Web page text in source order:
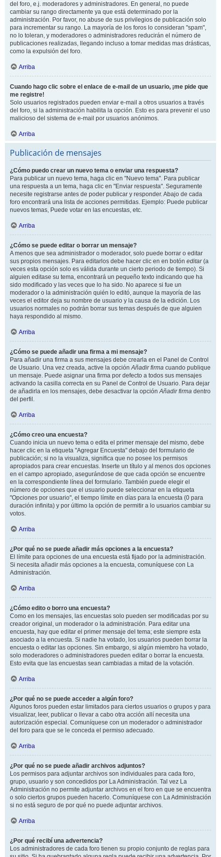
del foro, e.j. moderadores y administradores. En general, no puede
cambiar su rango directamente ya que está determinado por la
administración. Por favor, no abuse de sus privilegios de publicación solo
para incrementar su rango. La mayoría de los foros lo consideran "spam",
no lo toleran, y moderadores o administradores reducirán el número de
publicaciones realizadas, llegando incluso a tomar medidas mas drásticas,
como la expulsión del foro.
Arriba
Cuando hago clic sobre el enlace de e-mail de un usuario, ¡me pide que
me registre!
Solo usuarios registrados pueden enviar e-mail a otros usuarios a través
del foro, si la administración habilita la opción. Esto es para prevenir el uso
malicioso del sistema de e-mail por usuarios anónimos.
Arriba
Publicación de mensajes
¿Cómo puedo crear un nuevo tema o enviar una respuesta?
Para publicar un nuevo tema, haga clic en "Nuevo tema". Para publicar
una respuesta a un tema, haga clic en "Enviar respuesta". Seguramente
necesite registrarse antes de poder publicar y responder. Abajo de cada
foro encontrará una lista de acciones permitidas. Ejemplo: Puede publicar
nuevos temas, Puede votar en las encuestas, etc.
Arriba
¿Cómo se puede editar o borrar un mensaje?
A menos que sea administrador o moderador, solo puede borrar o editar
sus propios mensajes. Para editarlos debe hacer clic en en botón editar(a
veces esta opción solo es válida durante un cierto periodo de tiempo). Si
alguien editase su tema, encontrará un pequeño texto indicando que ha
sido modificado y las veces que lo ha sido. No aparece si fue un
moderador o la administración quién lo editó, aunque la mayoría de las
veces el editor deja su nombre de usuario y la causa de la edición. Los
usuarios normales no podrán borrar sus temas después de que alguien
haya respondido al mismo.
Arriba
¿Cómo se puede añadir una firma a mi mensaje?
Para añadir una firma a sus mensajes debe crearla en el Panel de Control
de Usuario. Una vez creada, active la opciónAñadir firma cuando publique
un mensaje. Puede asignar una firma por defecto a todos sus mensajes
activando la casilla correcta en su Panel de Control de Usuario. Para dejar
de añadirla en los mensajes, debe desactivar la opciónAñadir firma dentro
del perfil.
Arriba
¿Cómo creo una encuesta?
Cuando inicia un nuevo tema o edita el primer mensaje del mismo, debe
hacer clic en la etiqueta "Agregar Encuesta" debajo del formulario de
publicación; si no la visualiza, significa que no posee los permisos
apropiados para crear encuestas. Inserte un título y al menos dos opciones
en el campo apropiado, asegurándose de que cada opción se encuentre
en la correspondiente línea del formulario. También puede elegir el
número de opciones que el usuario puede seleccionar en la etiqueta
"Opciones por usuario", el tiempo límite en días para la encuesta (0 para
duración infinita) y por último la opción de permitir a lo usuarios cambiar su
votos.
Arriba
¿Por qué no se puede añadir más opciones a la encuesta?
El límite para opciones de una encuesta está fijado por la administración.
Si necesita añadir más opciones a la encuesta, comuníquese con La
Administración.
Arriba
¿Cómo edito o borro una encuesta?
Como en los mensajes, las encuestas solo pueden ser modificadas por su
creador original, un moderador o la administración. Para editar una
encuesta, hay que editar el primer mensaje del tema; este siempre esta
asociado a la encuesta. Si nadie ha votado, los usuarios pueden borrar la
encuesta o editar las opciones. Sin embargo, si algún miembro ha votado,
solo moderadores o administradores pueden editar o borrar la encuesta.
Esto evita que las encuestas sean cambiadas a mitad de la votación.
Arriba
¿Por qué no se puede acceder a algún foro?
Algunos foros pueden estar limitados para ciertos usuarios o grupos y para
visualizar, leer, publicar o llevar a cabo otra acción allí necesita una
autorización especial. Comuníquese con un moderador o administrador
del foro para que se le conceda el permiso adecuado.
Arriba
¿Por qué no se puede añadir archivos adjuntos?
Los permisos para adjuntar archivos son individuales para cada foro,
grupo, usuario y son concedidos por La Administración. Tal vez La
Administración no permite adjuntar archivos en el foro en que se encuentra
o solo ciertos grupos pueden hacerlo. Comuníquese con La Administración
si no está seguro de por qué no puede adjuntar archivos.
Arriba
¿Por qué recibí una advertencia?
Los administradores de cada foro tienen su propio conjunto de reglas para